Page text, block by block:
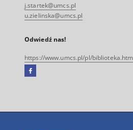
j.startek@umcs.pl
u.zielinska@umcs.pl
Odwiedź nas!
https://www.umcs.pl/pl/biblioteka.htm
Facebook
się